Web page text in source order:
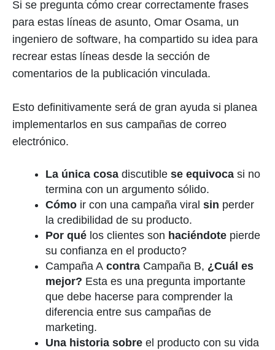
Si se pregunta cómo crear correctamente frases
para estas líneas de asunto, Omar Osama, un
ingeniero de software, ha compartido su idea para
recrear estas líneas desde la sección de
comentarios de la publicación vinculada.
Esto definitivamente será de gran ayuda si planea
implementarlos en sus campañas de correo
electrónico.
La única cosa discutible se equivoca si no
termina con un argumento sólido.
Cómo ir con una campaña viral sin perder
la credibilidad de su producto.
Por qué los clientes son haciéndote pierde
su confianza en el producto?
Campaña A contra Campaña B, ¿Cuál es
mejor? Esta es una pregunta importante
que debe hacerse para comprender la
diferencia entre sus campañas de
marketing.
Una historia sobre el producto con su vida